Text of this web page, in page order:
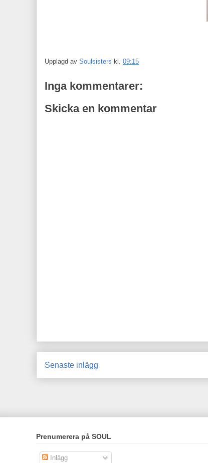
Upplagd av Soulsisters kl. 09:15
Inga kommentarer:
Skicka en kommentar
Senaste inlägg
Prenumerera på SOUL
Inlägg